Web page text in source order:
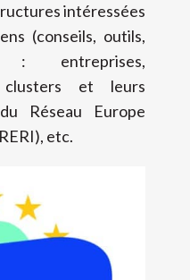
intéressées
(conseils, outils,
: entreprises,
clusters et leurs
Réseau Europe
etc.